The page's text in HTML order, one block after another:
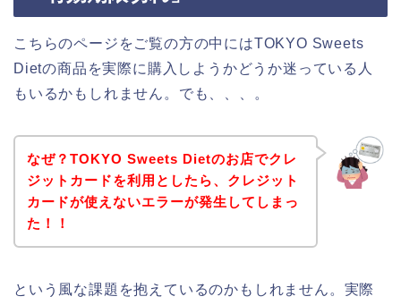
こちらのページをご覧の方の中にはTOKYO Sweets
Dietの商品を実際に購入しようかどうか迷っている人
もいるかもしれません。でも、、、。
なぜ？TOKYO Sweets Dietのお店でクレ
ジットカードを利用としたら、クレジット
カードが使えないエラーが発生してしまっ
た！！
という風な課題を抱えているのかもしれません。実際